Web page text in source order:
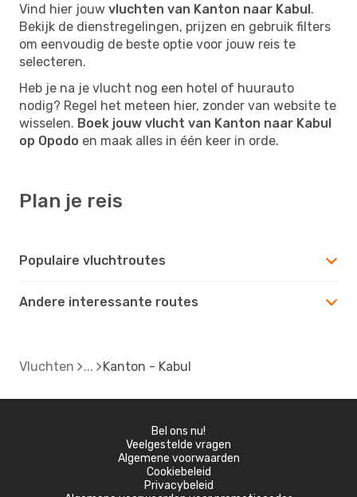
Vind hier jouw vluchten van Kanton naar Kabul.
Bekijk de dienstregelingen, prijzen en gebruik filters
om eenvoudig de beste optie voor jouw reis te
selecteren.
Heb je na je vlucht nog een hotel of huurauto
nodig? Regel het meteen hier, zonder van website te
wisselen. Boek jouw vlucht van Kanton naar Kabul
op Opodo en maak alles in één keer in orde.
Plan je reis
Populaire vluchtroutes
Andere interessante routes
Vluchten Kanton - Kabul
Bel ons nu!
Veelgestelde vragen
Algemene voorwaarden
Cookiebeleid
Privacybeleid